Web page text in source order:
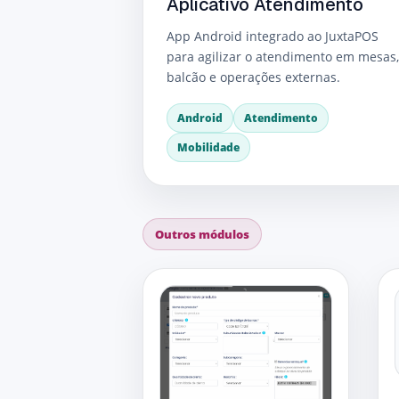
App Android integrado ao JuxtaPOS
para agilizar o atendimento em mesas,
balcão e operações externas.
Android
Atendimento
Mobilidade
Outros módulos